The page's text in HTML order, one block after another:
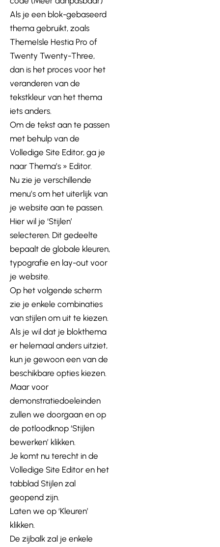
Als je een blok-gebaseerd
thema gebruikt, zoals
ThemeIsle Hestia Pro of
Twenty Twenty-Three,
dan is het proces voor het
veranderen van de
tekstkleur van het thema
iets anders.
Om de tekst aan te passen
met behulp van de
Volledige Site Editor, ga je
naar Thema’s » Editor.
Nu zie je verschillende
menu’s om het uiterlijk van
je website aan te passen.
Hier wil je ‘Stijlen’
selecteren. Dit gedeelte
bepaalt de globale kleuren,
typografie en lay-out voor
je website.
Op het volgende scherm
zie je enkele combinaties
van stijlen om uit te kiezen.
Als je wil dat je blokthema
er helemaal anders uitziet,
kun je gewoon een van de
beschikbare opties kiezen.
Maar voor
demonstratiedoeleinden
zullen we doorgaan en op
de potloodknop ‘Stijlen
bewerken’ klikken.
Je komt nu terecht in de
Volledige Site Editor en het
tabblad Stijlen zal
geopend zijn.
Laten we op ‘Kleuren’
klikken.
De zijbalk zal je enkele